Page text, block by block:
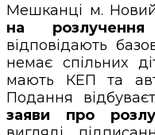
Мешканці м.
на
відповідають
немає спільних
мають КЕП та
Подання
заяви про